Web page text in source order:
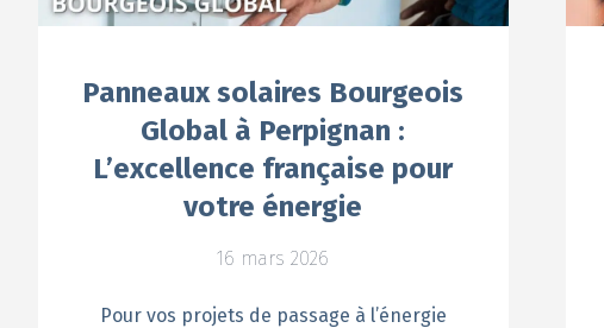
Panneaux solaires Bourgeois
Global à Perpignan :
L’excellence française pour
votre énergie
16 mars 2026
Pour vos projets de passage à l’énergie